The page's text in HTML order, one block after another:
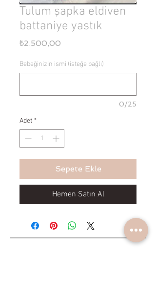
Tulum şapka eldiven
battaniye yastık
₺2.500,00
Bebeğinizin ismi (isteğe bağlı)
0/25
Adet *
Sepete Ekle
Hemen Satın Al